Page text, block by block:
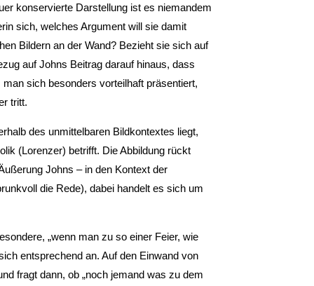
konservierte Darstellung ist es niemandem
sich, welches Argument will sie damit
Bildern an der Wand? Bezieht sie sich auf
auf Johns Beitrag darauf hinaus, dass
sich besonders vorteilhaft präsentiert,
tritt.
des unmittelbaren Bildkontextes liegt,
(Lorenzer) betrifft. Die Abbildung rückt
Johns – in den Kontext der
die Rede), dabei handelt es sich um
„wenn man zu so einer Feier, wie
entsprechend an. Auf den Einwand von
fragt dann, ob „noch jemand was zu dem